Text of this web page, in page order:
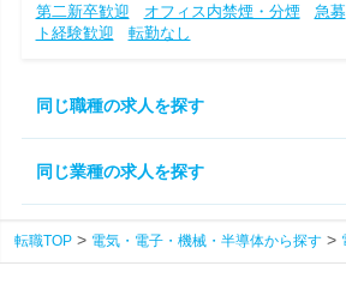
第二新卒歓迎
オフィス内禁煙・分煙 急募
ト経験歓迎
転勤なし
同じ職種の求人を探す
同じ業種の求人を探す
転職TOP 電気・電子・機械・半導体から探す